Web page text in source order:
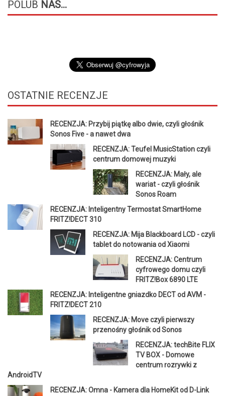
POLUB NAS...
OSTATNIE RECENZJE
RECENZJA: Przybij piątkę albo dwie, czyli głośnik
Sonos Five - a nawet dwa
RECENZJA: Teufel MusicStation czyli
centrum domowej muzyki
RECENZJA: Mały, ale
wariat - czyli głośnik
Sonos Roam
RECENZJA: Inteligentny Termostat SmartHome
FRITZ!DECT 310
RECENZJA: Mija Blackboard LCD - czyli
tablet do notowania od Xiaomi
RECENZJA: Centrum
cyfrowego domu czyli
FRITZ!Box 6890 LTE
RECENZJA: Inteligentne gniazdko DECT od AVM -
FRITZ!DECT 210
RECENZJA: Move czyli pierwszy
przenośny głośnik od Sonos
RECENZJA: techBite FLIX
TV BOX - Domowe
centrum rozrywki z
AndroidTV
RECENZJA: Omna - Kamera dla HomeKit od D-Link